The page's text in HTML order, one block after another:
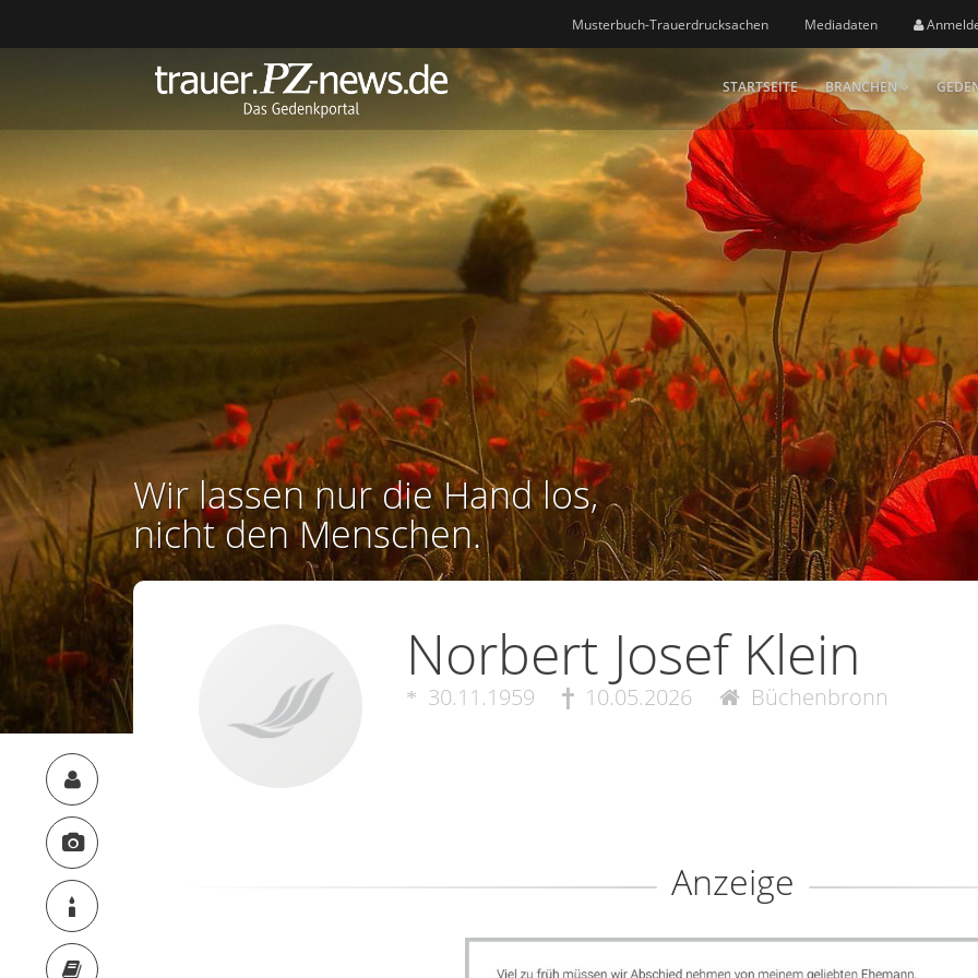
Musterbuch-Trauerdrucksachen Mediadaten
STARTSEITE BRANCHEN
Wir lassen nur die Hand los,
nicht den Menschen.
Norbert Josef Klein
30.11.1959 10.05.2026 Büchenbronn
Anzeige